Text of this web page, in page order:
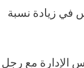
في زيادة نسبة
الإدارة مع رجل